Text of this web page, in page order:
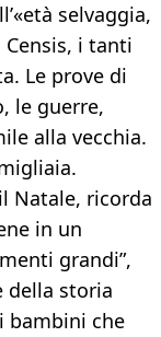
selvaggia,
i tanti
Le prove di
le guerre,
alla vecchia.
Natale, ricorda
in un
grandi”,
della storia
bambini che